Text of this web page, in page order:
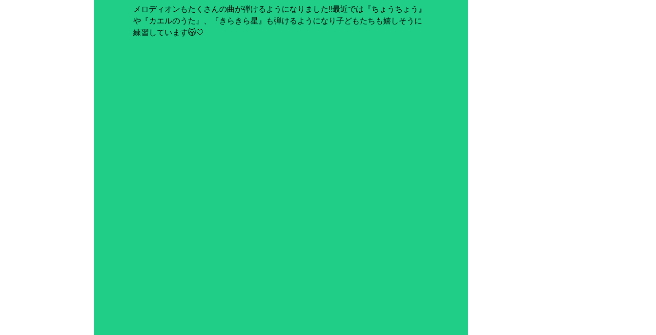
メロディオンもたくさんの曲が弾けるようになりました‼️最近では『ちょうちょう』
や『カエルのうた』、『きらきら星』も弾けるようになり子どもたちも嬉しそうに
練習しています😽🤍